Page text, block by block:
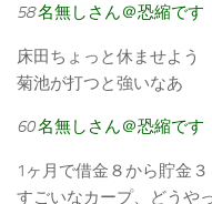
58名無しさん＠恐縮です
床田ちょっと休ませよう
菊池が打つと強いなあ
60名無しさん＠恐縮です
1ヶ月で借金８から貯金３
すごいなカープ、どうや